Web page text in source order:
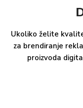
Ukoliko želite
za brendiranje
proizvoda